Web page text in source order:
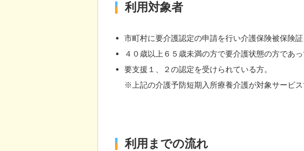
利用対象者
市町村に要介護認定の申請を行い介護保険被保険
４０歳以上６５歳未満の方で要介護状態の方であ
要支援１、２の認定を受けられている方。
※上記の介護予防短期入所療養介護が対象サービス
利用までの流れ